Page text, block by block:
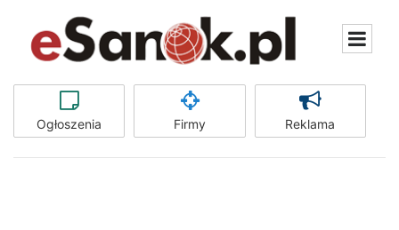
Ogłoszenia Firmy Reklama